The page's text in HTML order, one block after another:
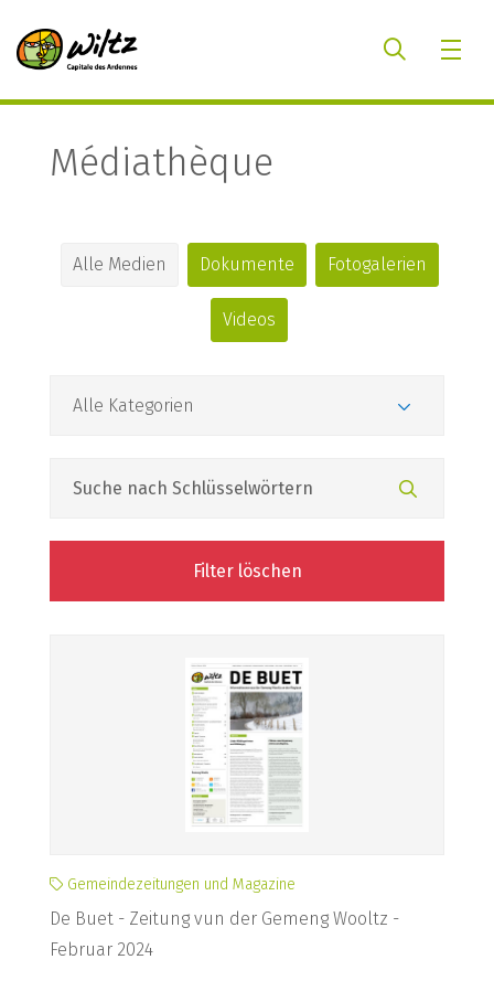
Médiathèque
Alle Medien Dokumente Fotogalerien
Videos
Filter löschen
Gemeindezeitungen und Magazine
De Buet - Zeitung vun der Gemeng Wooltz -
Februar 2024